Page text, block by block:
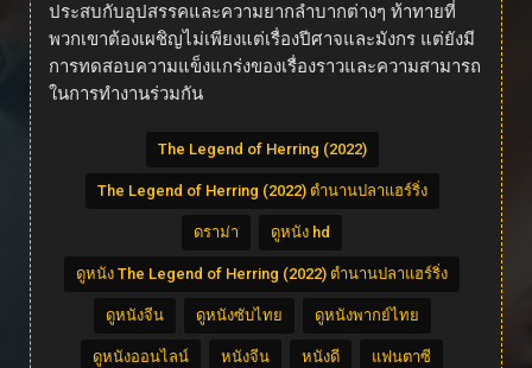
ประสบกับอุปสรรคและความยากลำบากต่างๆ ท้าทายที่
พวกเขาต้องเผชิญไม่เพียงแต่เรื่องปีศาจและมังกร แต่ยังมี
การทดสอบความแข็งแกร่งของเรื่องราวและความสามารถ
ในการทำงานร่วมกัน
The Legend of Herring (2022)
The Legend of Herring (2022) ตำนานปลาแฮร์ริ่ง
ดราม่า ดูหนัง hd
ดูหนัง The Legend of Herring (2022) ตำนานปลาแฮร์ริ่ง
ดูหนังจีน ดูหนังซับไทย ดูหนังพากย์ไทย
ดูหนังออนไลน์ หนังจีน หนังดี แฟนตาซี